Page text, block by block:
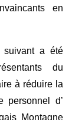
en
suivant a été
du
à réduire la
personnel d’
Montagne